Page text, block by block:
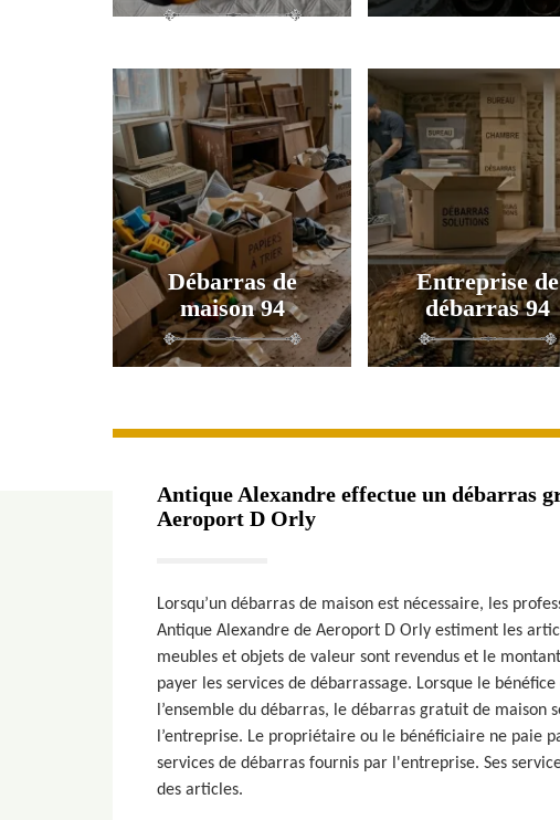
Débarras de
maison 94
Entreprise de
débarras 94
Antique Alexandre effectue un débarras
Aeroport D Orly
Lorsqu’un débarras de maison est nécessaire, les
Antique Alexandre de Aeroport D Orly estiment les
meubles et objets de valeur sont revendus et le
payer les services de débarrassage. Lorsque le
l’ensemble du débarras, le débarras gratuit de maison
l’entreprise. Le propriétaire ou le bénéficiaire ne paie
services de débarras fournis par l'entreprise. Ses
des articles.